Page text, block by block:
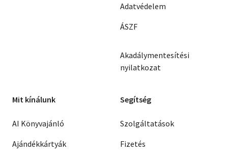
Adatvédelem
ÁSZF
Akadálymentesítési
nyilatkozat
Mit kínálunk
AI Könyvajánló
Ajándékkártyák
Segítség
Szolgáltatások
Fizetés